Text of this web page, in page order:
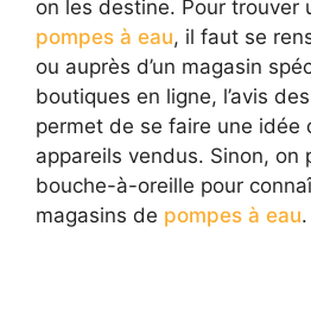
on les destine. Pour trouver
pompes à eau, il faut se
ou auprès d’un magasin
boutiques en ligne, l’avis
permet de se faire une idée
appareils vendus. Sinon, on
bouche-à-oreille pour
magasins de pompes à eau.